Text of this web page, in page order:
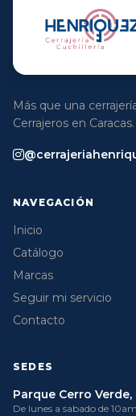
Más que una
Cerrajeros en Caracas.
NAVEGACIÓN
Inicio
Catálogo
Marcas
Seguir mi servicio
Contacto
SEDES
Parque Cerro Verde,
De lunes a sabado de